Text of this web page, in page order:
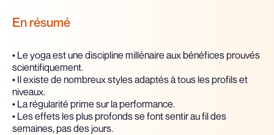
En résumé
• Le yoga est une discipline millénaire aux bénéfices prouvés
scientifiquement.
• Il existe de nombreux styles adaptés à tous les profils et
niveaux.
• La régularité prime sur la performance.
• Les effets les plus profonds se font sentir au fil des
semaines, pas des jours.